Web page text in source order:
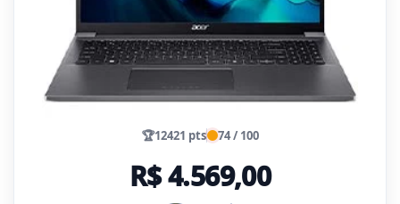
🏆12421 pts 74 / 100
R$ 4.569,00